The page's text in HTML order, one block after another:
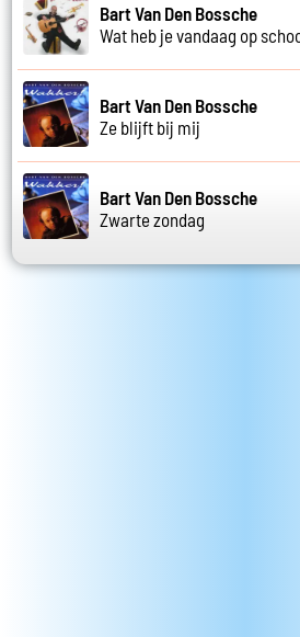
Bart Van Den Bossche
Wat heb je vandaag op
Bart Van Den Bossche
Ze blijft bij mij
Bart Van Den Bossche
Zwarte zondag